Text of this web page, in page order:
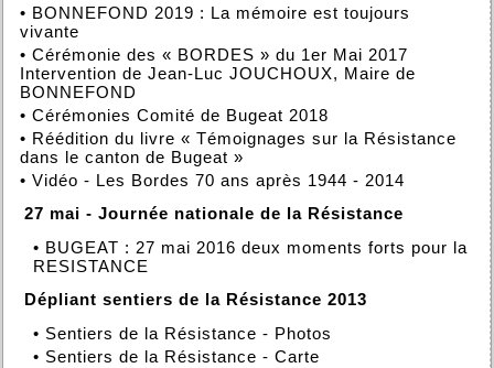
• BONNEFOND 2019 : La mémoire est toujours
vivante
• Cérémonie des « BORDES » du 1er Mai 2017
Intervention de Jean-Luc JOUCHOUX, Maire de
BONNEFOND
• Cérémonies Comité de Bugeat 2018
• Réédition du livre « Témoignages sur la Résistance
dans le canton de Bugeat »
• Vidéo - Les Bordes 70 ans après 1944 - 2014
27 mai - Journée nationale de la Résistance
• BUGEAT : 27 mai 2016 deux moments forts pour la
RESISTANCE
Dépliant sentiers de la Résistance 2013
• Sentiers de la Résistance - Photos
• Sentiers de la Résistance - Carte